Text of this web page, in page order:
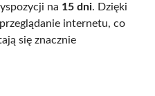
na 15 dni. Dzięki
internetu, co
się znacznie